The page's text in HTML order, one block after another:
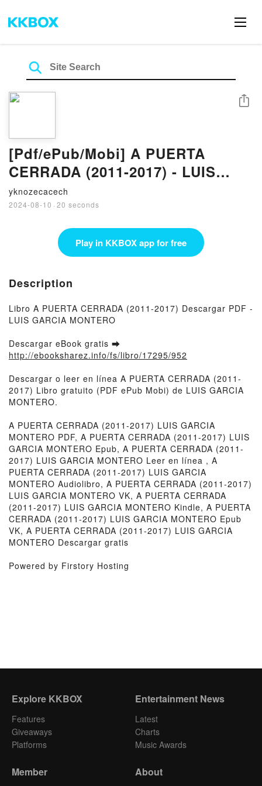
[Pdf/ePub/Mobi] A PUERTA
CERRADA (2011-2017) - LUIS
GARCIA MONTERO descargar
ebook gratis
yknozecacech
2024-08-10 · 20 seconds
Share
Play in KKBOX app for free
Description
Libro A PUERTA CERRADA (2011-2017) Descargar PDF -
LUIS GARCIA MONTERO
Descargar eBook gratis ➡
http://ebooksharez.info/fs/libro/17295/952
Descargar o leer en línea A PUERTA CERRADA (2011-
2017) Libro gratuito (PDF ePub Mobi) de LUIS GARCIA
MONTERO.
A PUERTA CERRADA (2011-2017) LUIS GARCIA
MONTERO PDF, A PUERTA CERRADA (2011-2017) LUIS
GARCIA MONTERO Epub, A PUERTA CERRADA (2011-
2017) LUIS GARCIA MONTERO Leer en línea , A
PUERTA CERRADA (2011-2017) LUIS GARCIA
MONTERO Audiolibro, A PUERTA CERRADA (2011-2017)
LUIS GARCIA MONTERO VK, A PUERTA CERRADA
(2011-2017) LUIS GARCIA MONTERO Kindle, A PUERTA
CERRADA (2011-2017) LUIS GARCIA MONTERO Epub
VK, A PUERTA CERRADA (2011-2017) LUIS GARCIA
MONTERO Descargar gratis
Powered by Firstory Hosting
Explore KKBOX
Features
Giveaways
Platforms
Entertainment News
Latest
Charts
Music Awards
Member About